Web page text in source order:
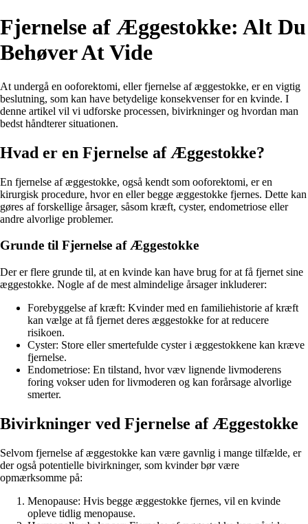
Fjernelse af Æggestokke: Alt Du
Behøver At Vide
At undergå en ooforektomi, eller fjernelse af æggestokke, er en vigtig
beslutning, som kan have betydelige konsekvenser for en kvinde. I
denne artikel vil vi udforske processen, bivirkninger og hvordan man
bedst håndterer situationen.
Hvad er en Fjernelse af Æggestokke?
En fjernelse af æggestokke, også kendt som ooforektomi, er en
kirurgisk procedure, hvor en eller begge æggestokke fjernes. Dette kan
gøres af forskellige årsager, såsom kræft, cyster, endometriose eller
andre alvorlige problemer.
Grunde til Fjernelse af Æggestokke
Der er flere grunde til, at en kvinde kan have brug for at få fjernet sine
æggestokke. Nogle af de mest almindelige årsager inkluderer:
Forebyggelse af kræft: Kvinder med en familiehistorie af kræft
kan vælge at få fjernet deres æggestokke for at reducere
risikoen.
Cyster: Store eller smertefulde cyster i æggestokkene kan kræve
fjernelse.
Endometriose: En tilstand, hvor væv lignende livmoderens
foring vokser uden for livmoderen og kan forårsage alvorlige
smerter.
Bivirkninger ved Fjernelse af Æggestokke
Selvom fjernelse af æggestokke kan være gavnlig i mange tilfælde, er
der også potentielle bivirkninger, som kvinder bør være
opmærksomme på:
Menopause: Hvis begge æggestokke fjernes, vil en kvinde
opleve tidlig menopause.